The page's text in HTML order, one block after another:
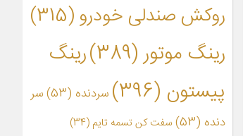
روکش صندلی خودرو(315)
رینگ موتور(389)
رینگ
پیستون (396) سردنده (53)
سر
دنده (53) سفت کن تسمه تایم (34)